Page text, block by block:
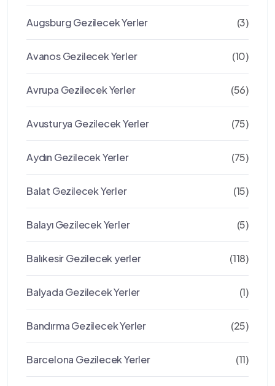
Augsburg Gezilecek Yerler (3)
Avanos Gezilecek Yerler (10)
Avrupa Gezilecek Yerler (56)
Avusturya Gezilecek Yerler (75)
Aydın Gezilecek Yerler (75)
Balat Gezilecek Yerler (15)
Balayı Gezilecek Yerler (5)
Balıkesir Gezilecek yerler (118)
Balyada Gezilecek Yerler (1)
Bandırma Gezilecek Yerler (25)
Barcelona Gezilecek Yerler (11)